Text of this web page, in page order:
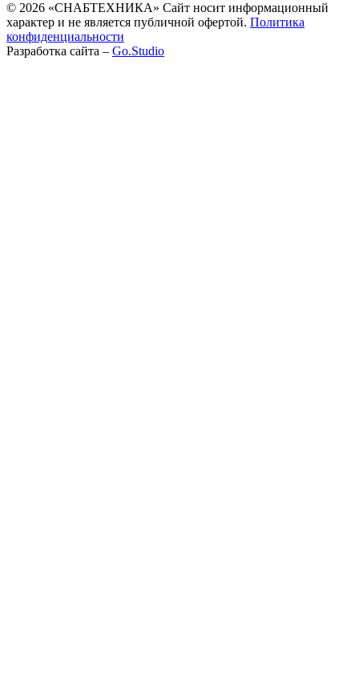
© 2026 «СНАБТЕХНИКА» Сайт носит информационный
характер и не является публичной офертой. Политика
конфиденциальности
Разработка сайта – Go.Studio